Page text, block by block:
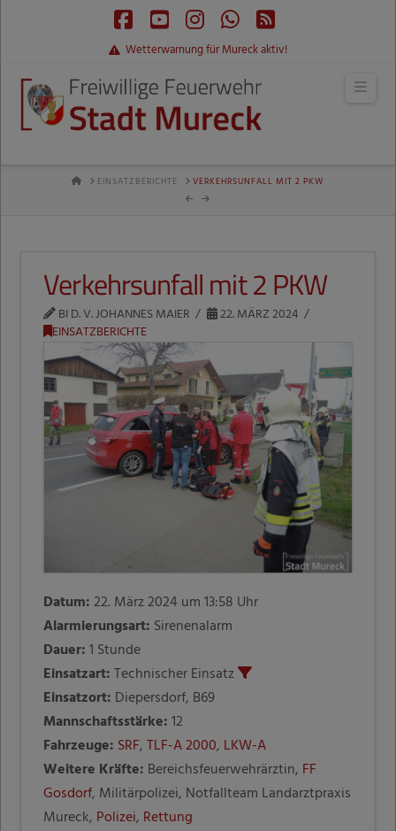
Facebook
YouTube
Instagram
Whatsapp
RSS
Wetterwarnung für Mureck aktiv!
HOMEEINSATZBERICHTE VERKEHRSUNFALL MIT 2 PKW
Verkehrsunfall mit 2 PKW
BI D. V. JOHANNES MAIER
22. MÄRZ 2024
EINSATZBERICHTE
Datum:22. März 2024 um 13:58 Uhr
Alarmierungsart: Sirenenalarm
Dauer:1 Stunde
Einsatzart:Technischer Einsatz
Einsatzort: Diepersdorf, B69
Mannschaftsstärke:12
Fahrzeuge: SRF,TLF-A 2000, LKW-A
Weitere Kräfte: Bereichsfeuerwehrärztin, FF
Gosdorf, Militärpolizei, Notfallteam Landarztpraxis
Mureck, Polizei, Rettung